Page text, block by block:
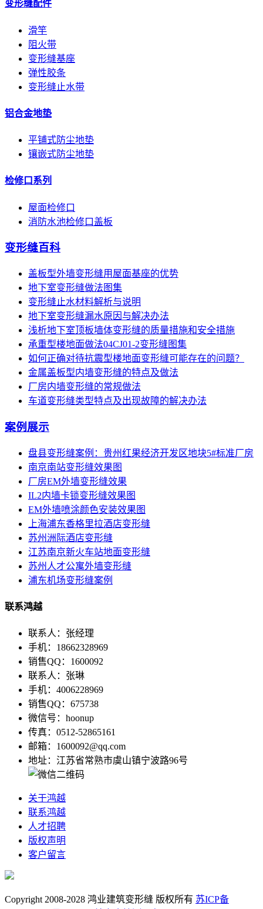
变形缝配件
滑竿
阻火带
变形缝基座
弹性胶条
变形缝止水带
铝合金地垫
平铺式防尘地垫
镶嵌式防尘地垫
检修口系列
屋面检修口
消防水池检修口盖板
变形缝百科
盖板型外墙变形缝用屋面基座的优势
地下室变形缝做法图集
变形缝止水材料解析与说明
地下室变形缝漏水原因与解决办法
浅析地下室顶板墙体变形缝的质量措施和安全措施
承重型楼地面做法04CJ01-2变形缝图集
如何正确对待抗震型楼地面变形缝可能存在的问题？
金属盖板型内墙变形缝的特点及做法
厂房内墙变形缝的常规做法
车道变形缝类型特点及出现故障的解决办法
案例展示
盘县变形缝案例：贵州红果经济开发区地块5#标准厂房
南京南站变形缝效果图
厂房EM外墙变形缝效果
IL2内墙卡锁变形缝效果图
EM外墙喷涂颜色安装效果图
上海浦东香格里拉酒店变形缝
苏州洲际酒店变形缝
江苏南京新火车站地面变形缝
苏州人才公寓外墙变形缝
浦东机场变形缝案例
联系鸿越
联系人：张经理
手机：18662328969
销售QQ：1600092
联系人：张琳
手机：4006228969
销售QQ：675738
微信号：hoonup
传真：0512-52865161
邮箱：1600092@qq.com
地址：江苏省常熟市虞山镇宁波路96号
关于鸿越
联系鸿越
人才招聘
版权声明
客户留言
Copyright 2008-2028 鸿业建筑变形缝 版权所有 苏ICP备